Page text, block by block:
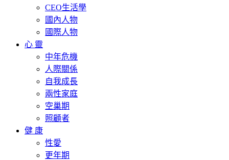
CEO生活學
國內人物
國際人物
心 靈
中年危機
人際關係
自我成長
兩性家庭
空巢期
照顧者
健 康
性愛
更年期